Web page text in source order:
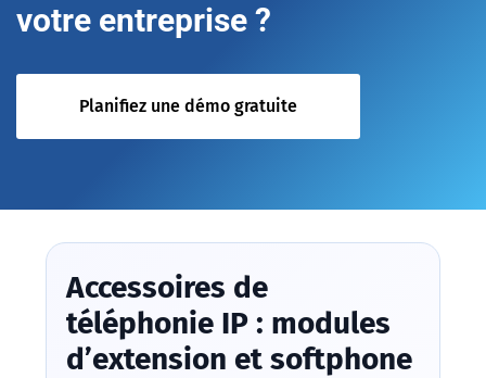
votre entreprise ?
Planifiez une démo gratuite
Accessoires de
téléphonie IP : modules
d’extension et softphone